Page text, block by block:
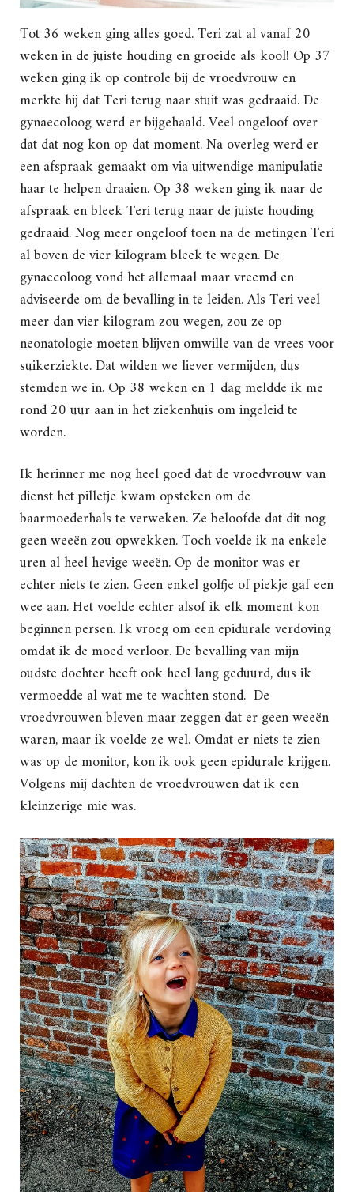
Tot 36 weken ging alles goed. Teri zat al vanaf 20
weken in de juiste houding en groeide als kool! Op 37
weken ging ik op controle bij de vroedvrouw en
merkte hij dat Teri terug naar stuit was gedraaid. De
gynaecoloog werd er bijgehaald. Veel ongeloof over
dat dat nog kon op dat moment. Na overleg werd er
een afspraak gemaakt om via uitwendige manipulatie
haar te helpen draaien. Op 38 weken ging ik naar de
afspraak en bleek Teri terug naar de juiste houding
gedraaid. Nog meer ongeloof toen na de metingen Teri
al boven de vier kilogram bleek te wegen. De
gynaecoloog vond het allemaal maar vreemd en
adviseerde om de bevalling in te leiden. Als Teri veel
meer dan vier kilogram zou wegen, zou ze op
neonatologie moeten blijven omwille van de vrees voor
suikerziekte. Dat wilden we liever vermijden, dus
stemden we in. Op 38 weken en 1 dag meldde ik me
rond 20 uur aan in het ziekenhuis om ingeleid te
worden.
Ik herinner me nog heel goed dat de vroedvrouw van
dienst het pilletje kwam opsteken om de
baarmoederhals te verweken. Ze beloofde dat dit nog
geen weeën zou opwekken. Toch voelde ik na enkele
uren al heel hevige weeën. Op de monitor was er
echter niets te zien. Geen enkel golfje of piekje gaf een
wee aan. Het voelde echter alsof ik elk moment kon
beginnen persen. Ik vroeg om een epidurale verdoving
omdat ik de moed verloor. De bevalling van mijn
oudste dochter heeft ook heel lang geduurd, dus ik
vermoedde al wat me te wachten stond. De
vroedvrouwen bleven maar zeggen dat er geen weeën
waren, maar ik voelde ze wel. Omdat er niets te zien
was op de monitor, kon ik ook geen epidurale krijgen.
Volgens mij dachten de vroedvrouwen dat ik een
kleinzerige mie was.